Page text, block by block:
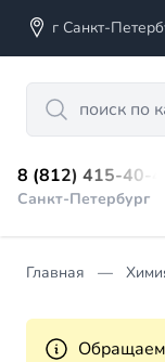
г Санкт-
Search
8 (812) 415-40-45
Санкт-Петербург
Главная